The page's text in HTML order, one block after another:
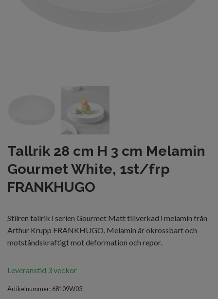
Tallrik 28 cm H 3 cm Melamin
Gourmet White, 1st/frp
FRANKHUGO
Stilren tallrik i serien Gourmet Matt tillverkad i melamin från
Arthur Krupp FRANKHUGO. Melamin är okrossbart och
motståndskraftigt mot deformation och repor.
Leveranstid 3 veckor
Artikelnummer: 68109W03